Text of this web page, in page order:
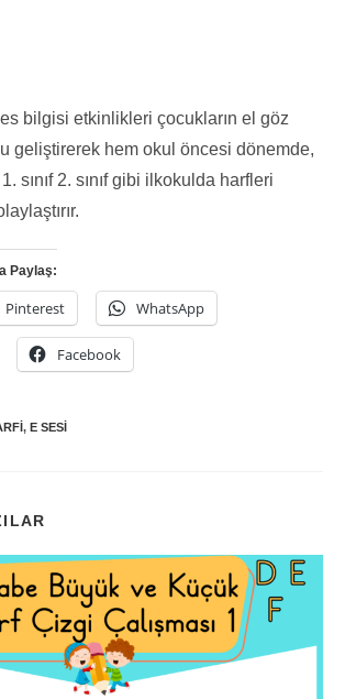
bilgisi etkinlikleri çocukların el göz
geliştirerek hem okul öncesi dönemde,
sınıf 2. sınıf gibi ilkokulda harfleri
Paylaş:
Pinterest WhatsApp
Facebook
, E SESI